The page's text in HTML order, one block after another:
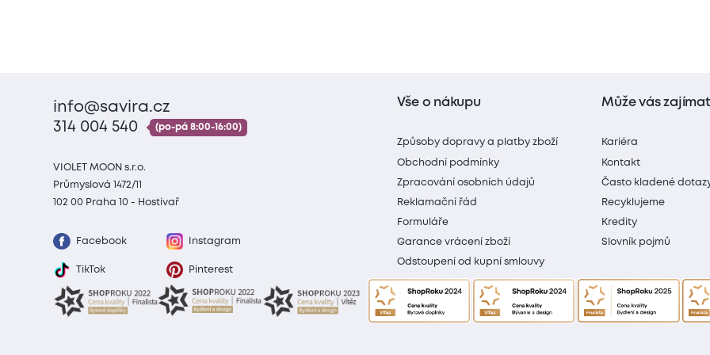
info@savira.cz
314 004 540
(po-pá 8:00-16:00)
VIOLET MOON s.r.o.
Průmyslová 1472/11
102 00 Praha 10 - Hostivař
Facebook Instagram
TikTok Pinterest
Vše o nákupu
Způsoby dopravy a platby zboží
Obchodní podmínky
Zpracování osobních údajů
Reklamační řád
Formuláře
Garance vrácení zboží
Odstoupení od kupní smlouvy
Může vás zajímat
Kariéra
Kontakt
Často kladené
Recyklujeme
Kredity
Slovník pojmů